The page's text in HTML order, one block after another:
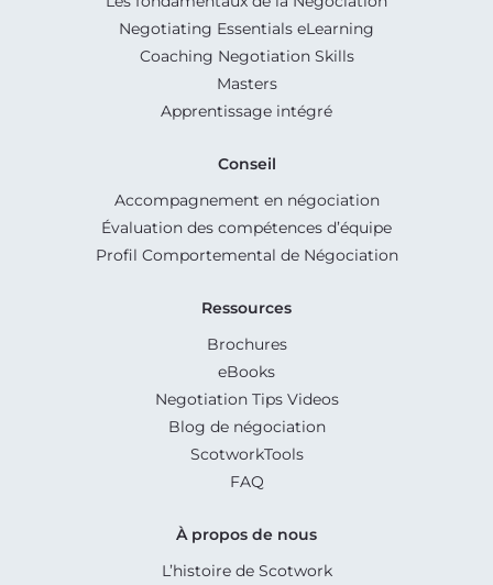
Negotiating Essentials eLearning
Coaching Negotiation Skills
Masters
Apprentissage intégré
Conseil
Accompagnement en négociation
Évaluation des compétences d’équipe
Profil Comportemental de Négociation
Ressources
Brochures
eBooks
Negotiation Tips Videos
Blog de négociation
ScotworkTools
FAQ
À propos de nous
L’histoire de Scotwork